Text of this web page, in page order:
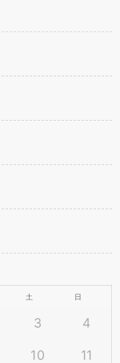
土 日
3
4
10
11